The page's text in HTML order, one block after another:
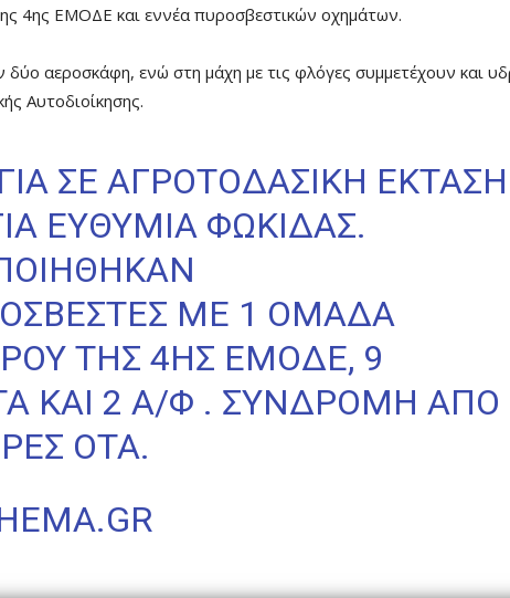
4ης ΕΜΟΔΕ και εννέα πυροσβεστικών οχημάτων.
αεροσκάφη, ενώ στη μάχη με τις φλόγες συμμετέχουν και
Αυτοδιοίκησης.
ΣΕ ΑΓΡΟΤΟΔΑΣΙΚΉ ΈΚΤΑΣΗ
ΕΥΘΥΜΊΑ ΦΩΚΊΔΑΣ.
ΜΕ 1 ΟΜΆΔΑ
ΤΗΣ 4ΗΣ ΕΜΟΔΕ, 9
ΚΑΙ 2 Α/Φ . ΣΥΝΔΡΟΜΉ ΑΠΌ
ΟΤΑ.